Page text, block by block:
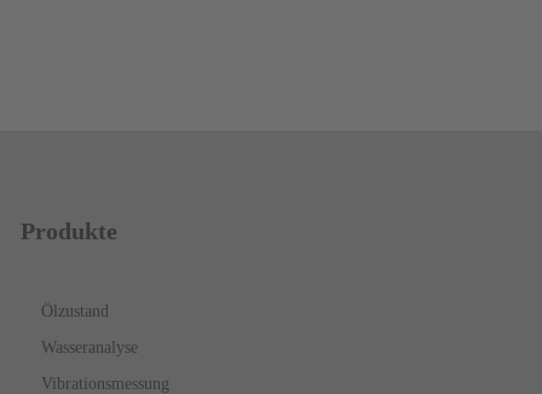
Produkte
Ölzustand
Wasseranalyse
Vibrationsmessung